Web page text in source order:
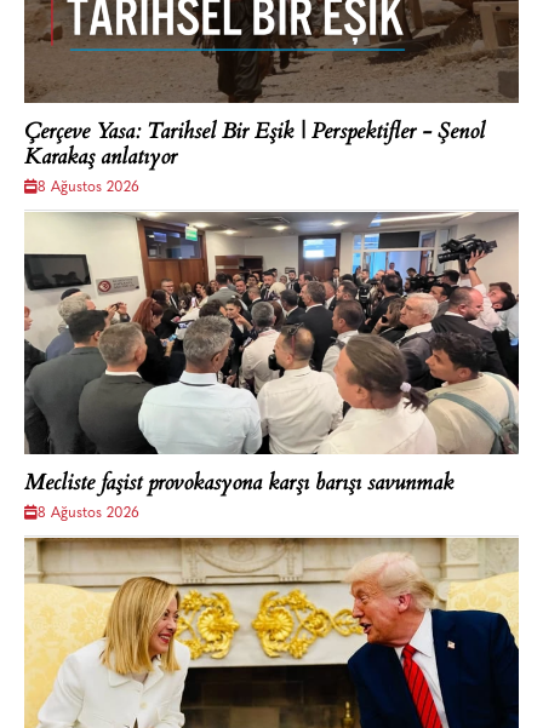
Çerçeve Yasa: Tarihsel Bir Eşik | Perspektifler - Şenol
Karakaş anlatıyor
8 Ağustos 2026
Mecliste faşist provokasyona karşı barışı savunmak
8 Ağustos 2026